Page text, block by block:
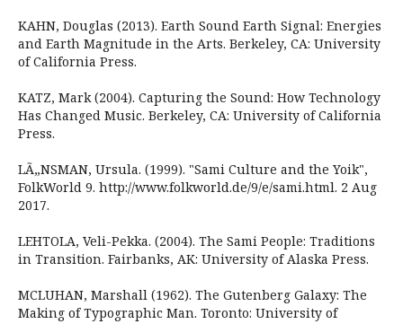
KAHN, Douglas (2013). Earth Sound Earth Signal: Energies
and Earth Magnitude in the Arts. Berkeley, CA: University
of California Press.
KATZ, Mark (2004). Capturing the Sound: How Technology
Has Changed Music. Berkeley, CA: University of California
Press.
LÃ„NSMAN, Ursula. (1999). "Sami Culture and the Yoik",
FolkWorld 9. http://www.folkworld.de/9/e/sami.html. 2 Aug
2017.
LEHTOLA, Veli-Pekka. (2004). The Sami People: Traditions
in Transition. Fairbanks, AK: University of Alaska Press.
MCLUHAN, Marshall (1962). The Gutenberg Galaxy: The
Making of Typographic Man. Toronto: University of